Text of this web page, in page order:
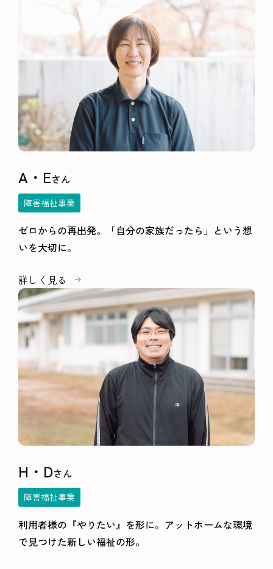
A・Eさん
障害福祉事業
ゼロからの再出発。「自分の家族だったら」という想
いを大切に。
詳しく見る
H・Dさん
障害福祉事業
利用者様の『やりたい』を形に。アットホームな環境
で見つけた新しい福祉の形。